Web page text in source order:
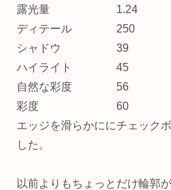
露光量 1.24
ディテール 250
シャドウ 39
ハイライト 45
自然な彩度 56
彩度 60
エッジを滑らかににチェック
した。
以前よりもちょっとだけ輪郭